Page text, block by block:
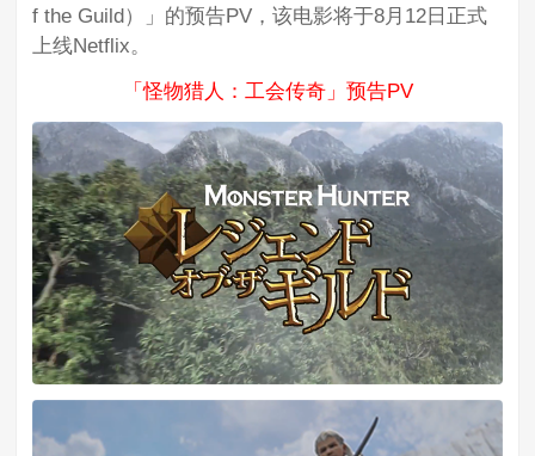
f the Guild）」的预告PV，该电影将于8月12日正式
上线Netflix。
「怪物猎人：工会传奇」预告PV